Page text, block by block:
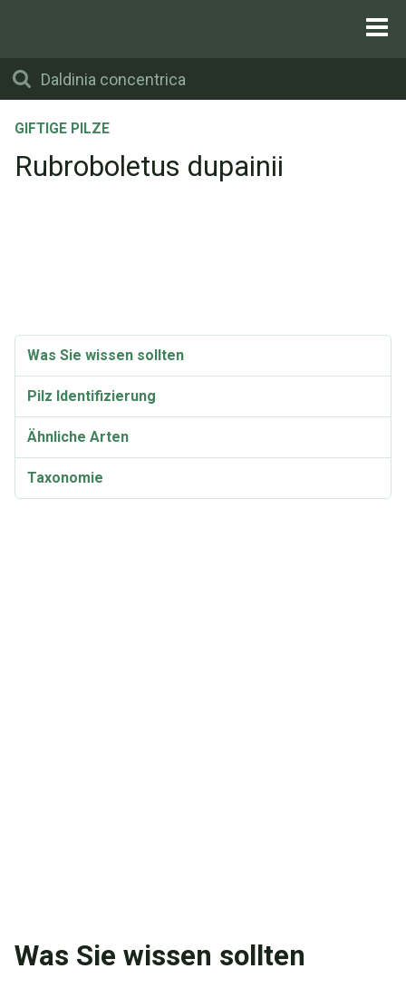
GIFTIGE PILZE
Rubroboletus dupainii
Was Sie wissen sollten
Pilz Identifizierung
Ähnliche Arten
Taxonomie
Was Sie wissen sollten